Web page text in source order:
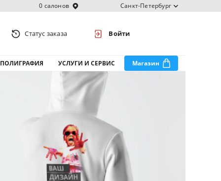
0 салонов Санкт-Петербург
Статус заказа Войти
ПОЛИГРАФИЯ УСЛУГИ И СЕРВИС Магазин